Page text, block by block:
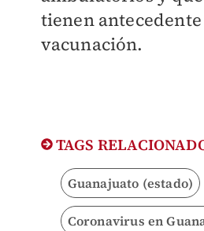
tienen
vacunación.
TAGS
Guanajuato (estado)
Coronavirus en